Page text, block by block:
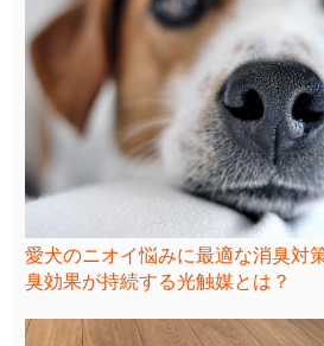
愛犬のニオイ悩みに最適な消臭対
臭効果が持続する光触媒とは？